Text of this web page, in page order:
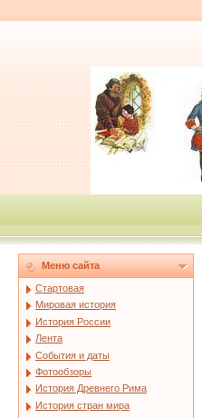
Меню сайта
Стартовая
Мировая история
История России
Лента
События и даты
Фотообзоры
История Древнего Рима
История стран мира